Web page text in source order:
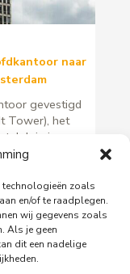
technologieën zoals
en/of te raadplegen.
wij gegevens zoals
Als je geen
dit een nadelige
naar
gevestigd
Tower), het
in